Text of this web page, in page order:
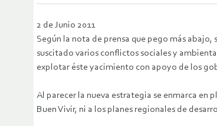
2 de Junio 2011
Según la nota de prensa que pego más
suscitado varios conflictos sociales y
explotar éste yacimiento con apoyo de los
Al parecer la nueva estrategia se enmarca en
Buen Vivir, ni a los planes regionales de